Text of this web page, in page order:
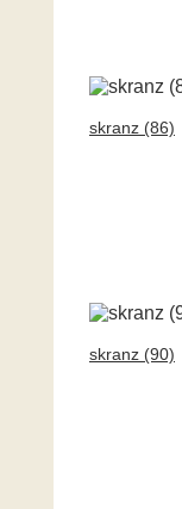
skranz (86)
skranz (90)